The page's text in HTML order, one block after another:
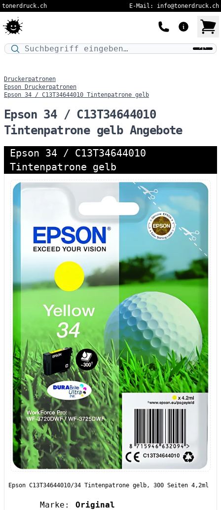
tonerdruck.ch E-Mail: info@tonerdruck.ch
Druckermodell oder Produktnamen eingeben…
Druckerpatronen
Epson Druckerpatronen
Epson 34 / C13T34644010 Tintenpatrone gelb
Epson 34 / C13T34644010
Tintenpatrone gelb Angebote
Epson 34 / C13T34644010
Tintenpatrone gelb
Epson C13T34644010/34 Tintenpatrone gelb, 300 Seiten 4,2ml
Marke:
Original